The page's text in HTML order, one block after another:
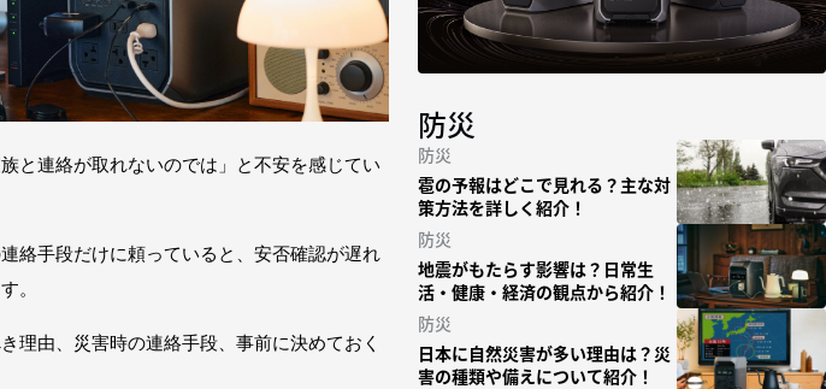
と連絡が取れないのでは」と不安を感じてい
絡手段だけに頼っていると、安否確認が遅れ
。
理由、災害時の連絡手段、事前に決めておく
防災
防災
雹の予報はどこで見れる？主な対
策方法を詳しく紹介！
防災
地震がもたらす影響は？日常生
活・健康・経済の観点から紹介！
防災
日本に自然災害が多い理由は？災
害の種類や備えについて紹介！